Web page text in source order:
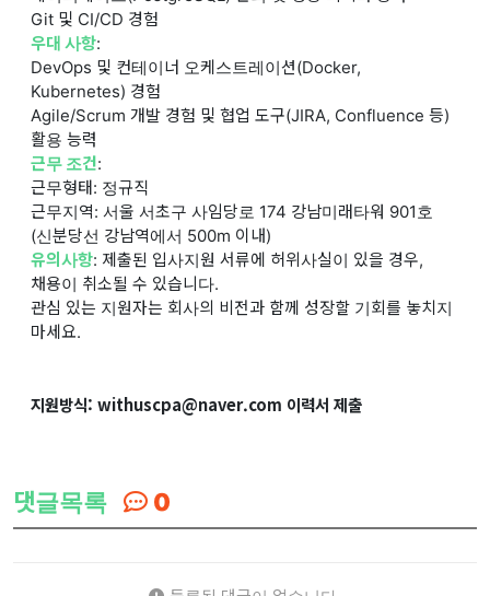
Git 및 CI/CD 경험
우대 사항:
DevOps 및 컨테이너 오케스트레이션(Docker,
Kubernetes) 경험
Agile/Scrum 개발 경험 및 협업 도구(JIRA, Confluence 등)
활용 능력
근무 조건:
근무형태: 정규직
근무지역: 서울 서초구 사임당로 174 강남미래타워 901호
(신분당선 강남역에서 500m 이내)
유의사항: 제출된 입사지원 서류에 허위사실이 있을 경우,
채용이 취소될 수 있습니다.
관심 있는 지원자는 회사의 비전과 함께 성장할 기회를 놓치지
마세요.
지원방식: withuscpa@naver.com 이력서 제출
댓글목록 0